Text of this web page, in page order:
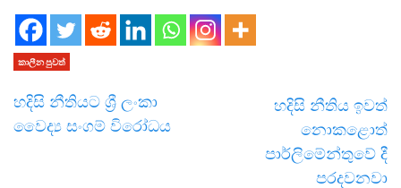
කාලීන පුවත්
හදිසි නීතියට ශ්‍රී ලංකා
වෛද්‍ය සංගම් විරෝධය
හදිසි නීතිය ඉවත්
නොකළොත්
පාර්ලිමේන්තුවේ දී
පරදවනවා